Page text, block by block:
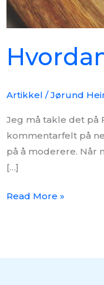
Artikkel /Jørund
Jeg må takle det på
kommentarfelt på
på å moderere. Når
[…]
Read More »